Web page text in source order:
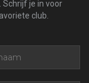
je in voor
club.